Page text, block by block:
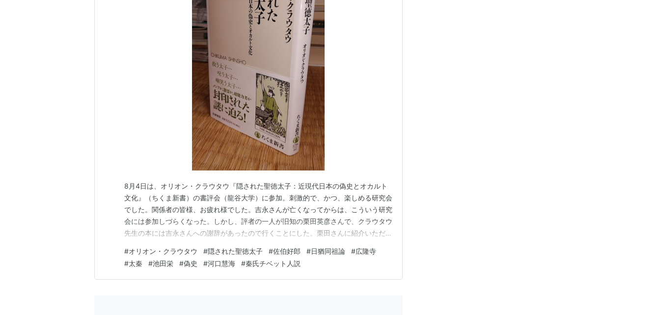
8月4日は、オリオン・クラウタウ『隠された聖徳太子：近現代日本の偽史とオカルト
文化』（ちくま新書）の書評会（龍谷大学）に参加。刺激的で、かつ、楽しめる研究会
でした。関係者の皆様、お疲れ様でした。吉永さんが亡くなってからは、こういう研究
会には参加しづらくなった。しかし、評者の一人が旧知の栗田英彦さんで、クラウタウ
先生の本には吉永さんへの謝辞があったので行くことにした。栗田さんに紹介いただ
しておこう。 ・80頁 「戦前の段階では、太子関連のセンセーショナルな論はそれほど
見られない」←戦前期における太子関連の面白い論が他に…
#オリオン・クラウタウ #隠された聖徳太子 #佐伯好郎 #日猶同祖論 #広隆寺
#太秦 #池田栄 #偽史 #河口慧海 #秦氏チベット人説